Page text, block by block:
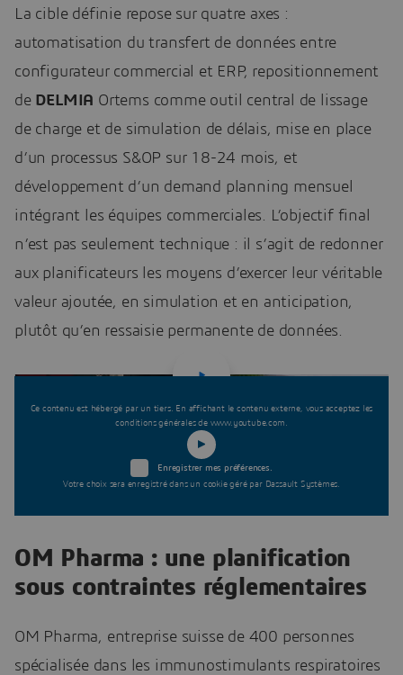
La cible définie repose sur quatre axes :
automatisation du transfert de données entre
configurateur commercial et ERP, repositionnement
de DELMIA Ortems comme outil central de lissage
de charge et de simulation de délais, mise en place
d’un processus S&OP sur 18-24 mois, et
développement d’un demand planning mensuel
intégrant les équipes commerciales. L’objectif final
n’est pas seulement technique : il s’agit de redonner
aux planificateurs les moyens d’exercer leur véritable
valeur ajoutée, en simulation et en anticipation,
plutôt qu’en ressaisie permanente de données.
Ce contenu est hébergé par un tiers. En affichant le contenu externe, vous acceptez les
conditions générales de www.youtube.com.
Enregistrer mes préférences.
Votre choix sera enregistré dans un cookie géré par Dassault Systèmes.
OM Pharma : une planification
sous contraintes réglementaires
OM Pharma, entreprise suisse de 400 personnes
spécialisée dans les immunostimulants respiratoires